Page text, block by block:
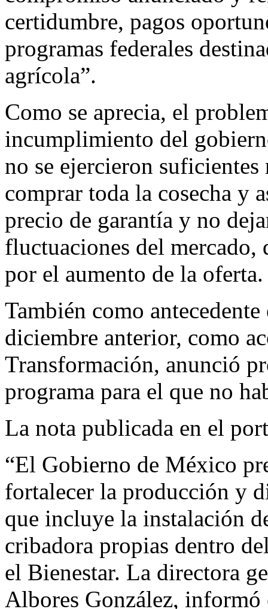
certidumbre, pagos
programas federales
agrícola”.
Como se aprecia, el
incumplimiento del
no se ejercieron
comprar toda la cosecha y
precio de garantía y no
fluctuaciones del mercado,
por el aumento de la oferta.
También como
diciembre anterior, como
Transformación, anunció
programa para el que no
La nota publicada en el
“El Gobierno de México
fortalecer la producción y
que incluye la instalación
cribadora propias dentro
el Bienestar. La directora
Albores González, informó